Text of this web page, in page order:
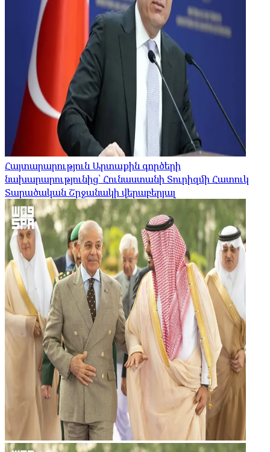
Հայտարարություն Արտաքին գործերի
նախարարությունից՝ Հունաստանի Տուրիզմի Հատուկ
Տարածական Շրջանակի վերաբերյալ